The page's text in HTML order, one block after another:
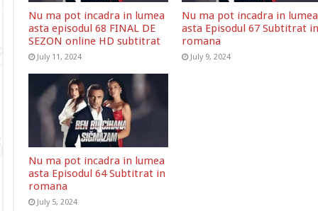
Nu ma pot incadra in lumea
asta episodul 68 FINAL DE
SEZON online HD subtitrat
July 11, 2024
Nu ma pot incadra in lumea
asta Episodul 67 Subtitrat in
romana
July 9, 2024
Nu ma pot incadra in lumea
asta Episodul 64 Subtitrat in
romana
July 5, 2024